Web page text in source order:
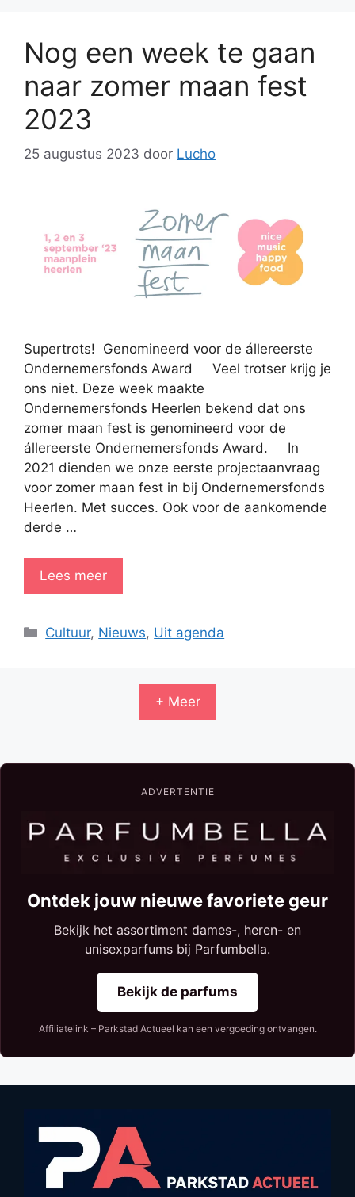
Nog een week te gaan
naar zomer maan fest
2023
25 augustus 2023 door Lucho
Supertrots! Genomineerd voor de állereerste
Ondernemersfonds Award Veel trotser krijg je
ons niet. Deze week maakte
Ondernemersfonds Heerlen bekend dat ons
zomer maan fest is genomineerd voor de
állereerste Ondernemersfonds Award. In
2021 dienden we onze eerste projectaanvraag
voor zomer maan fest in bij Ondernemersfonds
Heerlen. Met succes. Ook voor de aankomende
derde …
Lees meer
Categorieën
Cultuur, Nieuws, Uit agenda
+ Meer
ADVERTENTIE
Ontdek jouw nieuwe favoriete geur
Bekijk het assortiment dames-, heren- en
unisexparfums bij Parfumbella.
Bekijk de parfums
Affiliatelink – Parkstad Actueel kan een vergoeding ontvangen.